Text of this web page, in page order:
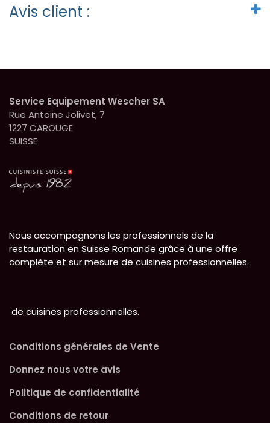
Avis client :
Service Equipement Wescher SA
Rue Antoine Jolivet, 7
1227 CAROUGE
SUISSE
Nous accompagnons les professionnels de la
restauration en Suisse Romande grâce à une offre
complète et sur mesure de cuisines professionnelles.
de cuisines professionnelles.
Conditions générales de Vente
Donnez nous votre avis
Politique de confidentialité
Conditions de retour